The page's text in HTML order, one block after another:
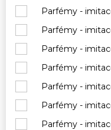
Parfémy -
Parfémy -
Parfémy -
Parfémy -
Parfémy -
Parfémy -
Parfémy -